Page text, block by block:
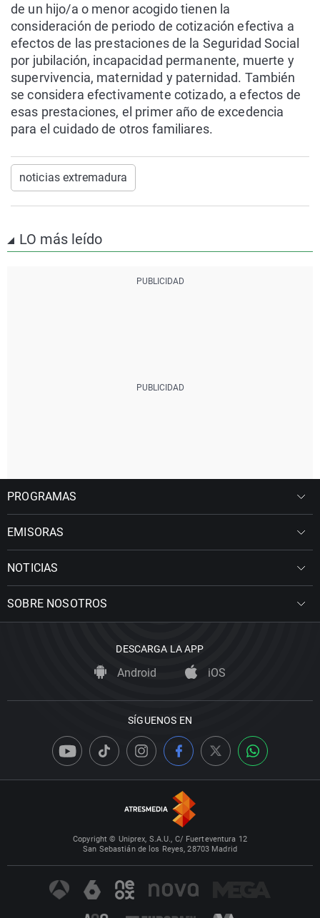
de un hijo/a o menor acogido tienen la
consideración de periodo de cotización efectiva a
efectos de las prestaciones de la Seguridad Social
por jubilación, incapacidad permanente, muerte y
supervivencia, maternidad y paternidad. También
se considera efectivamente cotizado, a efectos de
esas prestaciones, el primer año de excedencia
para el cuidado de otros familiares.
noticias extremadura
LO más leído
PROGRAMAS
EMISORAS
NOTICIAS
SOBRE NOSOTROS
DESCARGA LA APP
Android iOS
SÍGUENOS EN
Copyright © Uniprex, S.A.U., C/ Fuerteventura 12
San Sebastián de los Reyes, 28703 Madrid